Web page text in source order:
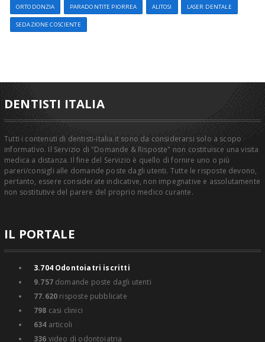
ORTODONZIA PARADONTITE PIORREA ALITOSI LASER DENTALE
SEDAZIONE COSCIENTE
DENTISTI ITALIA
Tutti i contenuti di dentisti-italia.it sono da considerarsi solo a scopo
informativo. Il Servizio di "Domande & Risposte" non costituisce una visita
medica a distanza. Il fine del Servizio è quello di fornire uno o più
pareri/consigli alle domande poste dagli utenti. Tutte le risposte devono,
pertanto, essere considerate indicative, non impegnative e assolutamente
non sostitutive del parere del proprio medico curante.
IL PORTALE
3.704Odontoiatri iscritti
9.757domande poste dagli utenti
77.620 risposte pubblicate
798 casi clinici
634 articoli
336 video di odontoiatria